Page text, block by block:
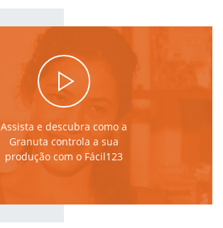
Assista e descubra como a
Granuta controla a sua
produção com o Fácil123